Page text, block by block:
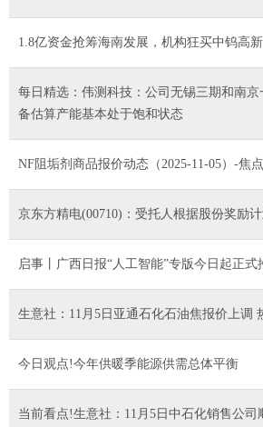
1.8亿资金抢筹海南发展，机构狂买中钨高
每日精选：伟测科技：公司无锡三期和南
备估算产能基本处于饱和状态
NF阻垢剂商品报价动态（2025-11-05）-焦
京东方精电(00710)：受托人根据股份奖励
启事丨广西日报“人工智能”专版今日起正式
生意社：11月5日亚通石化石油焦报价上调
今日观点!今年供暖季能源供需总体平衡
当前看点!生意社：11月5日中石化销售公司